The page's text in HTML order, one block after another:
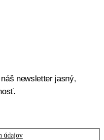
newsletter jasný,
údajov